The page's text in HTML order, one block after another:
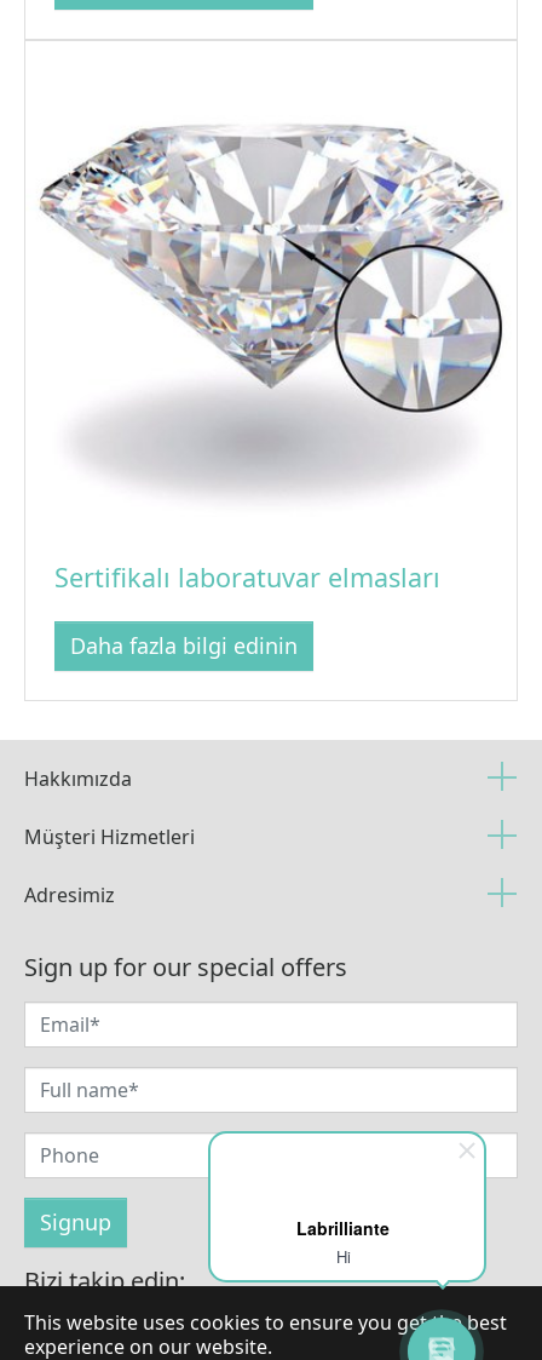
Labrilliante
Hi
This website uses cookies to ensure you get the best
experience on our website.
Sertifikalı laboratuvar elmasları
Daha fazla bilgi edinin
Hakkımızda
Müşteri Hizmetleri
Adresimiz
Sign up for our special offers
Bizi takip edin: